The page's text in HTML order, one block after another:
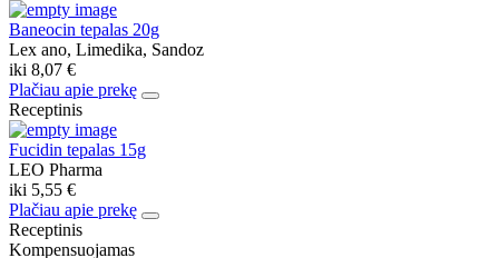
Baneocin tepalas 20g
Lex ano, Limedika, Sandoz
iki 8,07 €
Plačiau apie prekę
Receptinis
Fucidin tepalas 15g
LEO Pharma
iki 5,55 €
Plačiau apie prekę
Receptinis
Kompensuojamas